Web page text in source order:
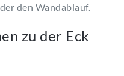
den Wandablauf.
zu der Eck